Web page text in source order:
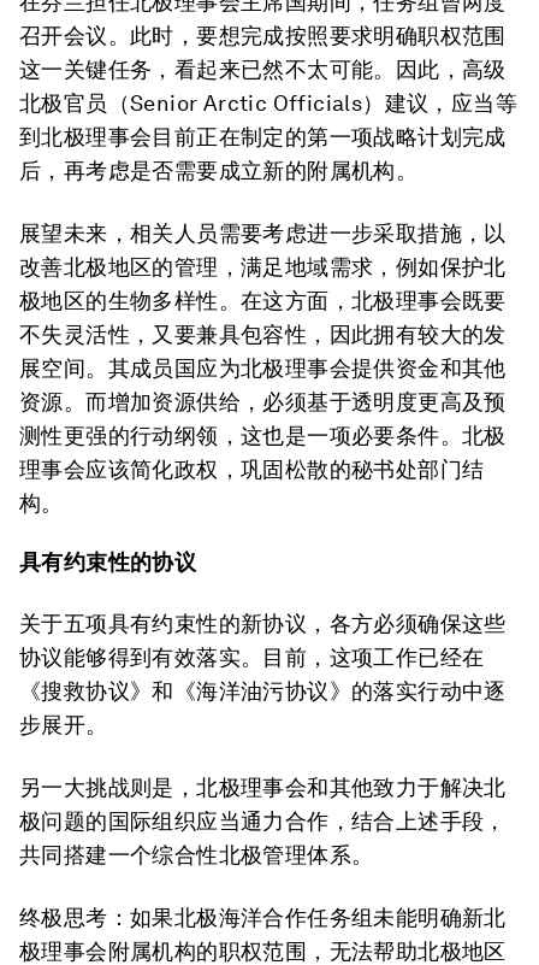
召开会议。此时，要想完成按照要求明确职权范围
这一关键任务，看起来已然不太可能。因此，高级
北极官员（Senior Arctic Officials）建议，应当等
到北极理事会目前正在制定的第一项战略计划完成
后，再考虑是否需要成立新的附属机构。
展望未来，相关人员需要考虑进一步采取措施，以
改善北极地区的管理，满足地域需求，例如保护北
极地区的生物多样性。在这方面，北极理事会既要
不失灵活性，又要兼具包容性，因此拥有较大的发
展空间。其成员国应为北极理事会提供资金和其他
资源。而增加资源供给，必须基于透明度更高及预
测性更强的行动纲领，这也是一项必要条件。北极
理事会应该简化政权，巩固松散的秘书处部门结
构。
具有约束性的协议
关于五项具有约束性的新协议，各方必须确保这些
协议能够得到有效落实。目前，这项工作已经在
《搜救协议》和《海洋油污协议》的落实行动中逐
步展开。
另一大挑战则是，北极理事会和其他致力于解决北
极问题的国际组织应当通力合作，结合上述手段，
共同搭建一个综合性北极管理体系。
终极思考：如果北极海洋合作任务组未能明确新北
极理事会附属机构的职权范围，无法帮助北极地区